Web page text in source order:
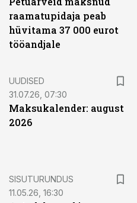
raamatupidaja peab
hüvitama 37 000 eurot
tööandjale
UUDISED
31.07.26, 07:30
Maksukalender: august
2026
SISUTURUNDUS
11.05.26, 16:30